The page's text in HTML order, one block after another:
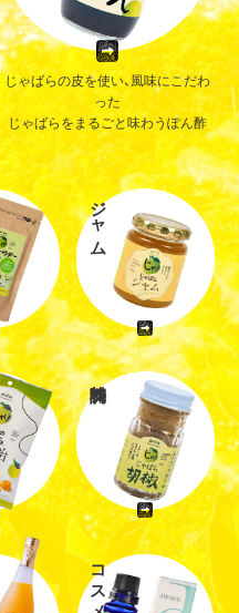
じゃばらの皮を使い、風味にこだわ
った
じゃばらをまるごと味わうぽん酢
ジャム
コスメ